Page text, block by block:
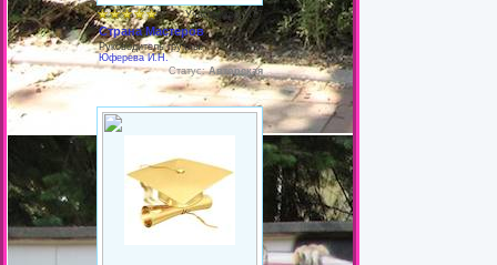
Участников: 477
Страна Мастеров
Руководитель группы:
Юферева И.Н.
Статус:Авторская